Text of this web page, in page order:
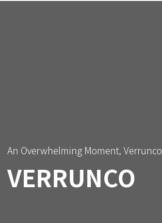
An Overwhelming Moment, Verrunco
VERRUNCO